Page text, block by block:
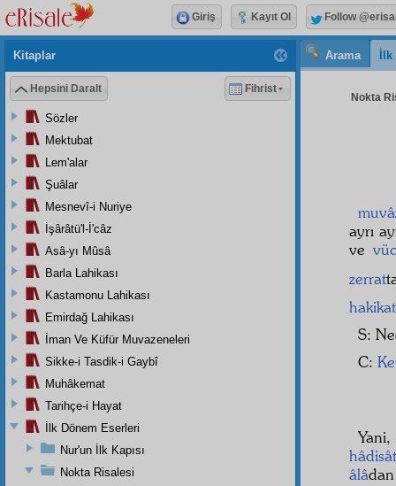
Arama
Nokta
ayrı
ve
zerrat
hakikat
S:
C:
hâdisât
âlâ
Kitaplar
Hepsini Daralt Fihrist
Sözler
Mektubat
Lem'alar
Şuâlar
Mesnevî-i Nuriye
İşârâtü'l-İ'câz
Asâ-yı Mûsâ
Barla Lahikası
Kastamonu Lahikası
Emirdağ Lahikası
İman Ve Küfür Muvazeneleri
Sikke-i Tasdik-i Gaybî
Muhâkemat
Tarihçe-i Hayat
İlk Dönem Eserleri
Nur'un İlk Kapısı
Nokta Risalesi
Giriş Kayıt Ol Follow